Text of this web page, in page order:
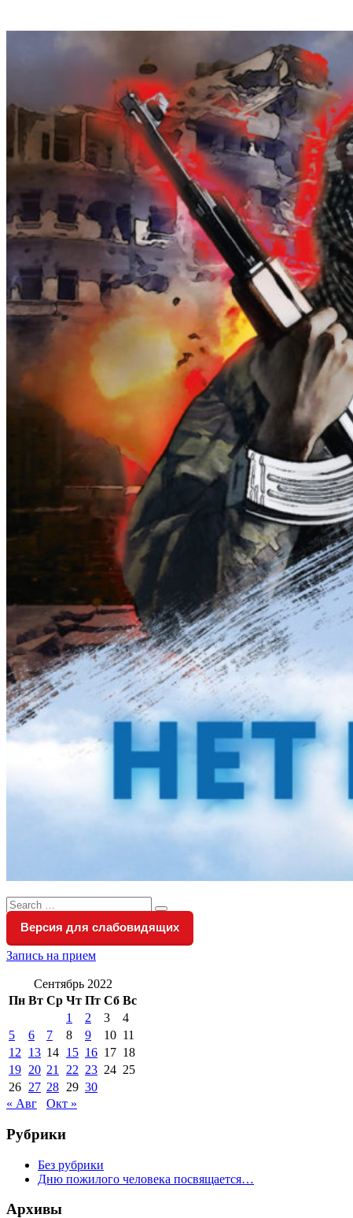
Search
for:
Search
Версия для слабовидящих
Запись на прием
Сентябрь 2022
Пн Вт Ср Чт Пт Сб Вс
1
2 3
4
5
6 7 8 9 10 11
12
13 14 15 16 17 18
19 20 21 22 23 24 25
26 27 28 29 30
« Авг
Окт »
Рубрики
Без рубрики
Дню пожилого человека посвящается…
Архивы